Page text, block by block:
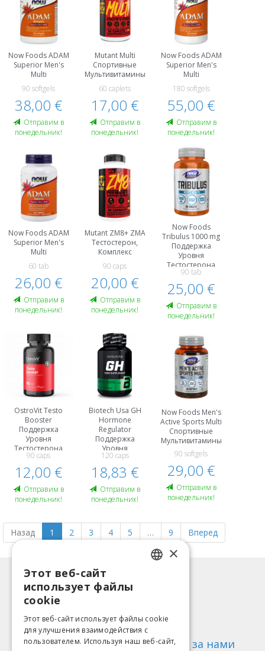
Now Foods ADAM
Superior Men's
Multi
90 softgels
38,00 €
Oтправим в
понедельник!
Mutant Multi
Спортивные
Мультивитамины
60 caplets
17,00 €
Oтправим в
понедельник!
Now Foods ADAM
Superior Men's
Multi
180 softgels
55,00 €
Oтправим в
понедельник!
Now Foods ADAM
Superior Men's
Multi
60 tab
26,00 €
Oтправим в
понедельник!
Mutant ZM8+ ZMA
Тестостерон,
Комплекс
90 caps
20,00 €
Oтправим в
понедельник!
Now Foods
Tribulus 1000 mg
Поддержка
Уровня
Тестостерона
90 tab
25,00 €
Oтправим в
понедельник!
OstroVit Testo
Booster
Поддержка
Уровня
Тестостерона
90 caps
12,00 €
Oтправим в
понедельник!
Biotech Usa GH
Hormone
Regulator
Поддержка
Уровня
Тестостерона
120 caps
18,83 €
Oтправим в
понедельник!
Now Foods Men's
Active Sports Multi
Спортивные
Мультивитамины
90 softgels
29,00 €
Oтправим в
понедельник!
Назад 1 2 3 4 5 … 9 Вперед
Информация
Возврат товара
О нас Следи за нами
LITHUANIAN
ESTONIAN
×
Этот веб-сайт
использует файлы
cookie
Этот веб-сайт использует файлы cookie
для улучшения взаимодействия с
пользователем. Используя наш веб-сайт,